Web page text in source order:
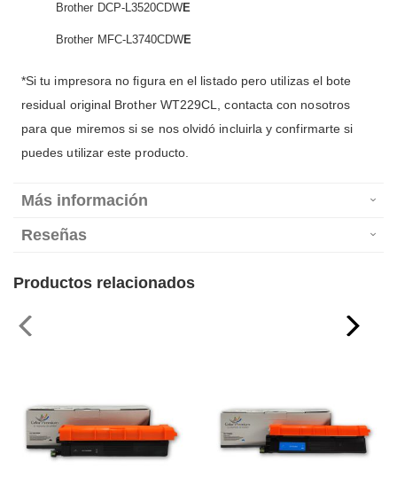
Brother DCP-L3520CDWE
Brother MFC-L3740CDWE
*Si tu impresora no figura en el listado pero utilizas el bote
residual original Brother WT229CL, contacta con nosotros
para que miremos si se nos olvidó incluirla y confirmarte si
puedes utilizar este producto.
Más información
Reseñas
Productos relacionados